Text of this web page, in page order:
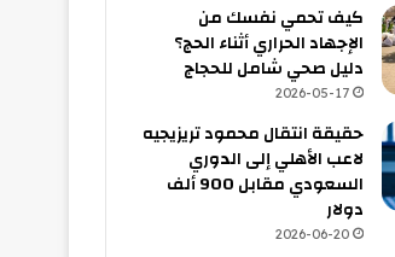
كيف تحمي نفسك من
الإجهاد الحراري أثناء الحج؟
دليل صحي شامل للحجاج
2026-05-17
حقيقة انتقال محمود تريزيجيه
لاعب الأهلي إلى الدوري
السعودي مقابل 900 ألف
دولار
2026-06-20